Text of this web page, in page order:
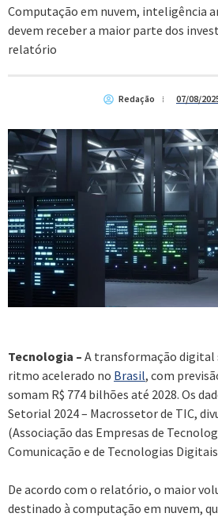
Computação em nuvem, inteligência
devem receber a maior parte dos
relatório
Redação 07/08/
Tecnologia – A transformação digital
ritmo acelerado no Brasil, com
somam R$ 774 bilhões até 2028. Os
Setorial 2024 – Macrossetor de TIC,
(Associação das Empresas de
Comunicação e de Tecnologias
De acordo com o relatório, o maior
destinado à computação em nuvem,